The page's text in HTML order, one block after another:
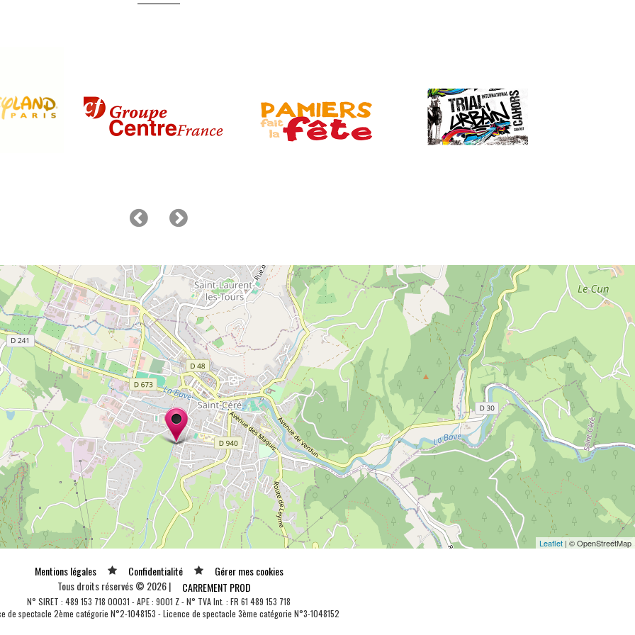
Leaflet | © OpenStreetMap
Mentions légales Confidentialité
Gérer mes cookies
Tous droits réservés © 2026 |
CARREMENT PROD
N° SIRET : 489 153 718 00031 - APE : 9001 Z - N° TVA Int. : FR 61 489 153 718
de spectacle 2ème catégorie N°2-1048153 - Licence de spectacle 3ème catégorie N°3-1048152